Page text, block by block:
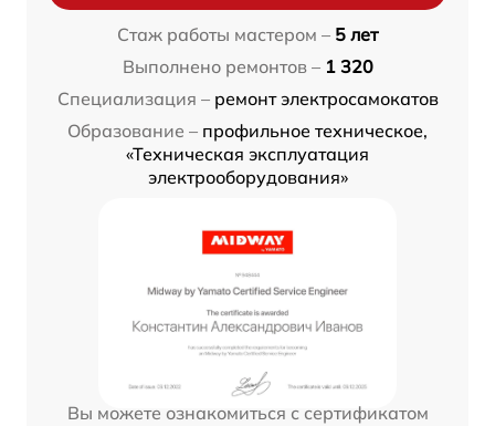
Стаж работы мастером – 5 лет
Выполнено ремонтов – 1 320
Специализация – ремонт электросамокатов
Образование – профильное техническое,
«Техническая эксплуатация
электрооборудования»
Вы можете ознакомиться с сертификатом